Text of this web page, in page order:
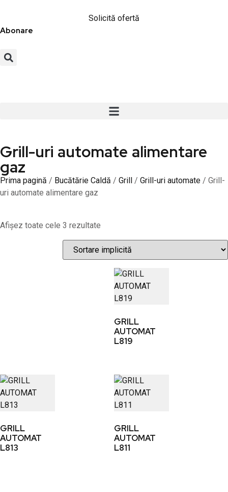
Solicită ofertă
Abonare
Grill-uri automate alimentare
gaz
Prima pagină / Bucătărie Caldă / Grill / Grill-uri automate / Grill-
uri automate alimentare gaz
Afișez toate cele 3 rezultate
GRILL
AUTOMAT
L819
GRILL
AUTOMAT
L813
GRILL
AUTOMAT
L811